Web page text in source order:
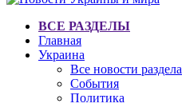
ВСЕ РАЗДЕЛЫ
Главная
Украина
Все новости раздела
События
Политика